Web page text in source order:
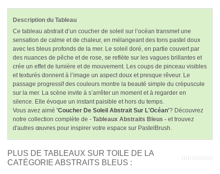
Description du Tableau
Ce tableau abstrait d’un coucher de soleil sur l’océan transmet une
sensation de calme et de chaleur, en mélangeant des tons pastel doux
avec les bleus profonds de la mer. Le soleil doré, en partie couvert par
des nuances de pêche et de rose, se reflète sur les vagues brillantes et
crée un effet de lumière et de mouvement. Les coups de pinceau visibles
et texturés donnent à l’image un aspect doux et presque rêveur. Le
passage progressif des couleurs montre la beauté simple du crépuscule
sur la mer. La scène invite à s’arrêter un moment et à regarder en
silence. Elle évoque un instant paisible et hors du temps.
Vous avez aimé 'Coucher De Soleil Abstrait Sur L'Océan'? Découvrez
notre collection complète de - Tableaux Abstraits Bleus - et trouvez
d'autres œuvres pour inspirer votre espace sur PastelBrush.
PLUS DE TABLEAUX SUR TOILE DE LA
CATÉGORIE ABSTRAITS BLEUS :